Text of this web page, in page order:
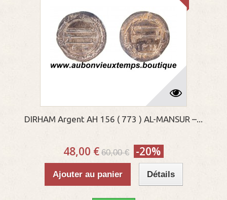
DIRHAM Argent AH 156 ( 773 ) AL-MANSUR –...
48,00 € 60,00 € -20%
Ajouter au panier Détails